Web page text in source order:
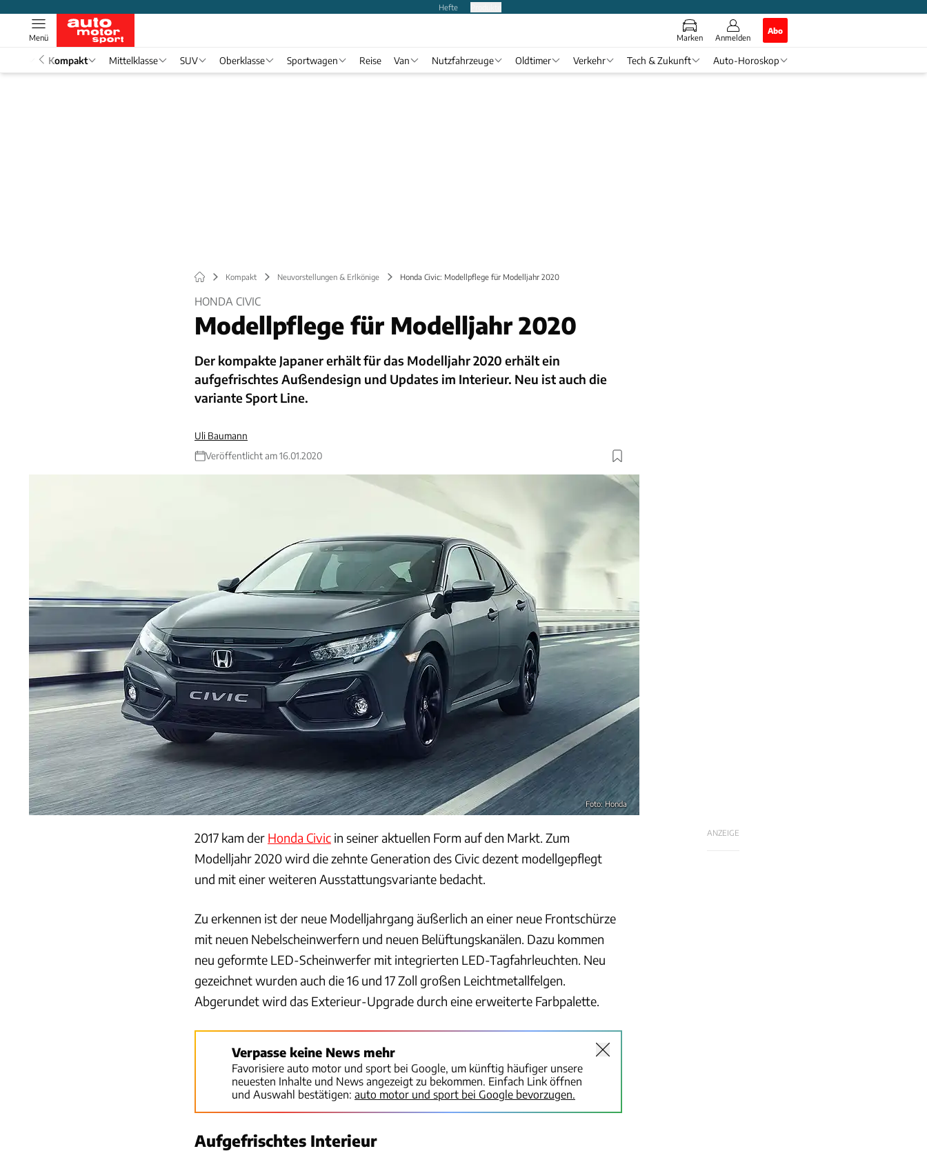
Hefte
Marken Anmelden
Abo
Menü
Kompakt Mittelklasse SUV Oberklasse Sportwagen Reise Van Nutzfahrzeuge Oldtimer Verkehr Tech & Zukunft Auto-Horoskop
Kompakt Neuvorstellungen & Erlkönige Honda Civic: Modellpflege für Modelljahr 2020
HONDA CIVIC
Modellpflege für Modelljahr 2020
Der kompakte Japaner erhält für das Modelljahr 2020 erhält ein
aufgefrischtes Außendesign und Updates im Interieur. Neu ist auch die
variante Sport Line.
Uli Baumann
Veröffentlicht am 16.01.2020
Foto: Honda
ANZEIGE
2017 kam der Honda Civic in seiner aktuellen Form auf den Markt. Zum
Modelljahr 2020 wird die zehnte Generation des Civic dezent modellgepflegt
und mit einer weiteren Ausstattungsvariante bedacht.
Zu erkennen ist der neue Modelljahrgang äußerlich an einer neue Frontschürze
mit neuen Nebelscheinwerfern und neuen Belüftungskanälen. Dazu kommen
neu geformte LED-Scheinwerfer mit integrierten LED-Tagfahrleuchten. Neu
gezeichnet wurden auch die 16 und 17 Zoll großen Leichtmetallfelgen.
Abgerundet wird das Exterieur-Upgrade durch eine erweiterte Farbpalette.
Verpasse keine News mehr
Favorisiere auto motor und sport bei Google, um künftig häufiger unsere
neuesten Inhalte und News angezeigt zu bekommen. Einfach Link öffnen
und Auswahl bestätigen: auto motor und sport bei Google bevorzugen.
Aufgefrischtes Interieur